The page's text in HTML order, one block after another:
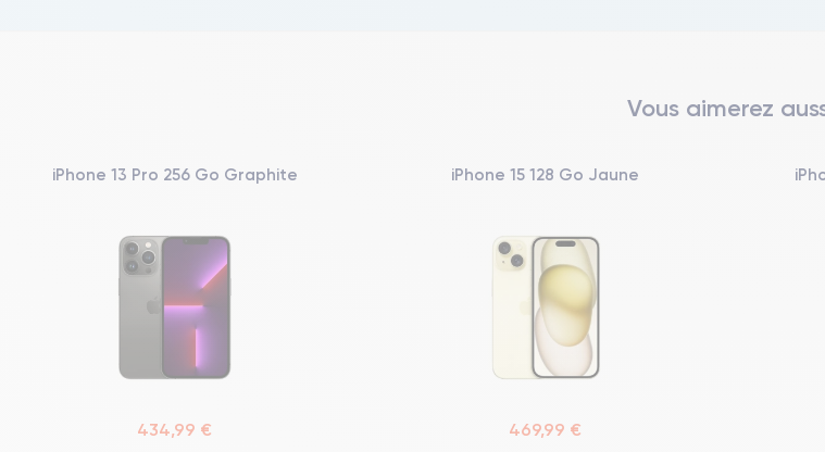
Vous aimerez
iPhone 13 Pro 256 Go Graphite
434,99 €
iPhone 15 128 Go Jaune
469,99 €